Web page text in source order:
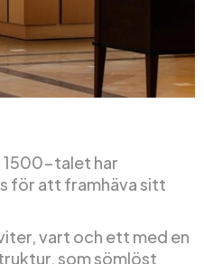
1500-talet har
för att framhäva sitt
vart och ett med en
som sömlöst